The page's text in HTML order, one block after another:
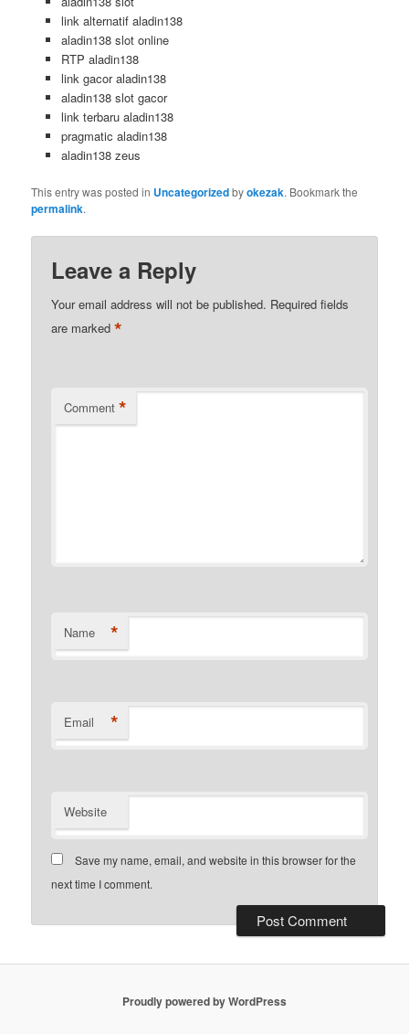
link alternatif aladin138
aladin138 slot online
RTP aladin138
link gacor aladin138
aladin138 slot gacor
link terbaru aladin138
pragmatic aladin138
aladin138 zeus
This entry was posted in Uncategorizedbyokezak. Bookmark the
permalink.
Leave a Reply
Your email address will not be published. Required fields
are marked*
Comment *
Name *
Email *
Website
Save my name, email, and website in this browser for the
next time I comment.
Proudly powered by WordPress